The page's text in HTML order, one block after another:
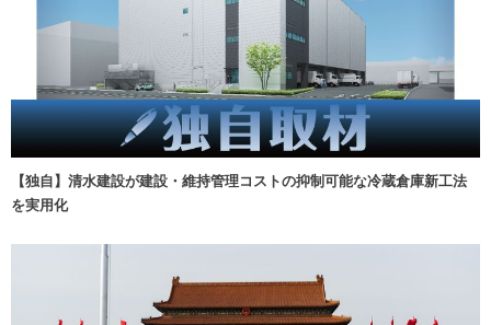
【独自】清水建設が建設・維持管理コストの抑制可能な冷蔵倉庫新工法
を実用化